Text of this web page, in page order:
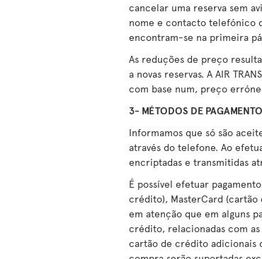
cancelar uma reserva sem
nome e contacto telefónico
encontram-se na primeira
As reduções de preço
a novas reservas. A AIR
com base num, preço
3- MÉTODOS DE
Informamos que só são
através do telefone. Ao
encriptadas e transmitidas
É possível efetuar
crédito), MasterCard (cartão
em atenção que em alguns
crédito, relacionadas com
cartão de crédito adicionais